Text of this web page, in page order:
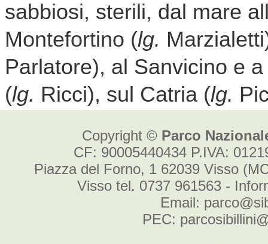
Copyright © Parco
CF: 90005440434 P.IVA:
Piazza del Forno, 1 62039 Visso
Visso tel. 0737 961563 -
Email:
PEC: